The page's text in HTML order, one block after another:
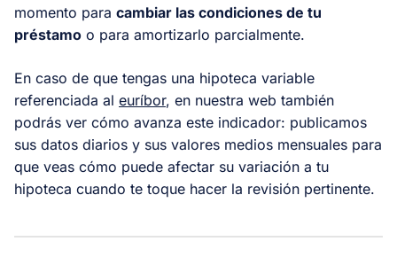
momento para cambiar las condiciones de tu
préstamo o para amortizarlo parcialmente.
En caso de que tengas una hipoteca variable
referenciada al euríbor, en nuestra web también
podrás ver cómo avanza este indicador: publicamos
sus datos diarios y sus valores medios mensuales para
que veas cómo puede afectar su variación a tu
hipoteca cuando te toque hacer la revisión pertinente.